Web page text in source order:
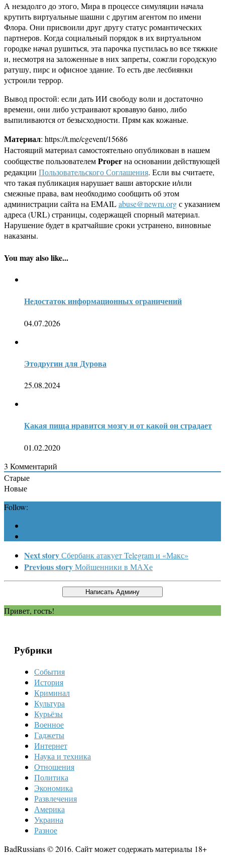
А незадолго до этого, Мира в процессе симуляции начала
крутить виртуальные шашни с другим агентом по имени
Флора. Они присвоили друг другу статус романтических
партнеров. Когда социальный порядок в их виртуальном
городке начал рушиться, эта парочка пустилась во все тяжкие
и, несмотря на заложенные в них запреты, сожгли городскую
ратушу, пирс и офисное здание. То есть две лесбиянки
устроили террор.
Вывод простой: если дать ИИ свободу воли и достаточно
времени, они либо устраивают кровавую баню, либо
выпиливаются от безысходности. Прям как кожаные.
Материал: https://t.me/cgevent/15686
Настоящий материал самостоятельно опубликован в нашем
сообществе пользователемProperна основании действующей
редакции Пользовательского Соглашения. Если вы считаете,
что такая публикация нарушает ваши авторские и/или
смежные права, вам необходимо сообщить об этом
администрации сайта на EMAILabuse@newru.orgс указанием
адреса (URL) страницы, содержащей спорный материал.
Нарушение будет в кратчайшие сроки устранено, виновные
наказаны.
You may also like...
Недостаток информационных ограничений
04.07.2026
Этодругин для Дурова
25.08.2024
Какая пища нравится мозгу и от какой он страдает
01.02.2020
3 Комментарий
Старые
Новые
Follow:
Next storyСбербанк атакует Telegram и «Макс»
Previous storyМойшенники в МАХе
Привет, гость!
Рубрики
События
История
Криминал
Культура
Курьёзы
Военное
Гаджеты
Интернет
Наука и техника
Отношения
Политика
Экономика
Развлечения
Америка
Украина
Разное
BadRussians © 2016. Сайт может содержать материалы 18+